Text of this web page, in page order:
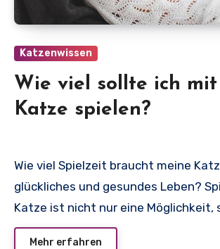
Katzenwissen
Wie viel sollte ich
Katze spielen?
Wie viel Spielzeit braucht meine Katze für ein
glückliches und gesundes Leben?
Katze ist nicht nur eine Möglichkeit,
Mehr erfahren